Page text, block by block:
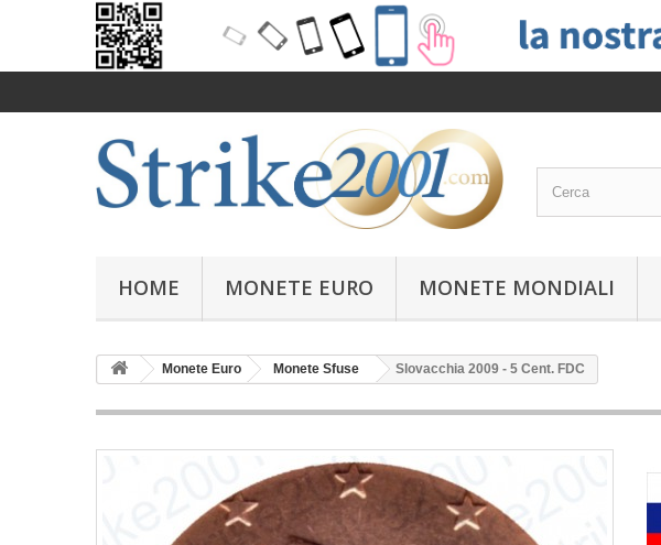
HOME MONETE EURO MONETE MONDIALI
Monete Euro Monete Sfuse Slovacchia 2009 - 5 Cent. FDC